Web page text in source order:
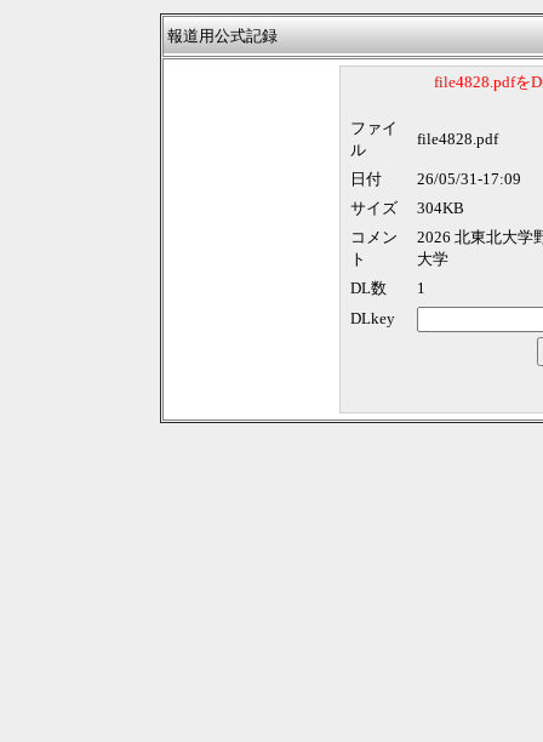
報道用公式記録
file4828.pdfを
ファイ
ル
file4828.pdf
日付
26/05/31-17:09
サイズ
304KB
コメン
ト
2026 北東北大学
大学
DL数
1
DLkey